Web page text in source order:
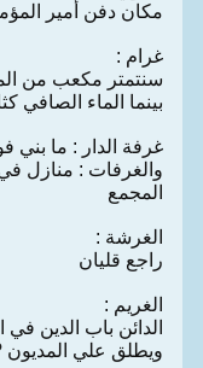
مكان‌ دفن‌ أمير
غرام‌ :
بينما الماء الصافي‌ كثافته‌ 05، 1 غرامات‌ لكل‌ سنتم‌ 3 لاحتوائه‌ ‌علي‌ الأملاح‌ الفتاوي‌ الواضحة‌-‌
غرفة الدار : ‌ما بني‌
والغرفات‌ : منازل‌
المجمع‌
الغرشة :
راجع‌ قليان‌
الغريم‌ :
الدائن‌ باب‌ الدين‌ ‌في‌
ويطلق‌ ‌علي‌ المديون‌